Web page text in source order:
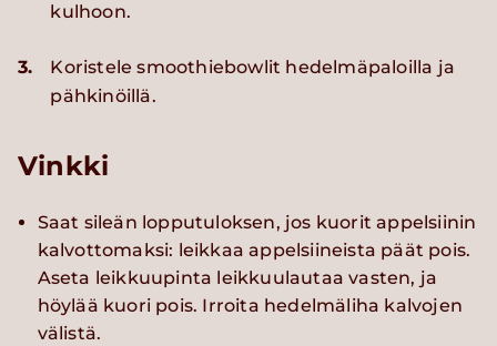
kulhoon.
3.
Koristele smoothiebowlit hedelmäpaloilla ja
pähkinöillä.
Vinkki
Saat sileän lopputuloksen, jos kuorit appelsiinin
kalvottomaksi: leikkaa appelsiineista päät pois.
Aseta leikkuupinta leikkuulautaa vasten, ja
höylää kuori pois. Irroita hedelmäliha kalvojen
välistä.